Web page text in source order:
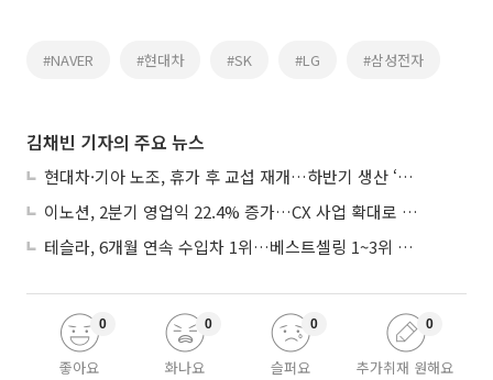
#NAVER #현대차 #SK #LG #삼성전자
김채빈 기자의 주요 뉴스
현대차·기아 노조, 휴가 후 교섭 재개…하반기 생산 ‘분수령’
이노션, 2분기 영업익 22.4% 증가…CX 사업 확대로 성장세 지속
테슬라, 6개월 연속 수입차 1위…베스트셀링 1~3위 싹쓸이
좋아요
0
화나요
0
슬퍼요
0
추가취재 원해요
0